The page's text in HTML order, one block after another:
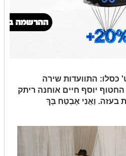
כסלו: התוועדות שירה
יוסף חיים אוחנה ריתק
בעזה. וַאֲנִי אֶבְטַח בָּךְ